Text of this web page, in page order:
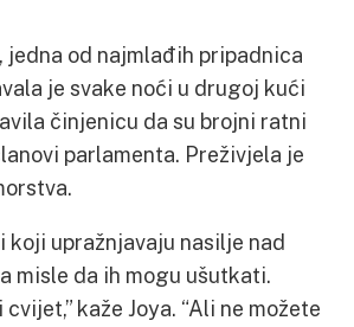
jedna od najmlađih pripadnica
je svake noći u drugoj kući
činjenicu da su brojni ratni
parlamenta. Preživjela je
koji upražnjavaju nasilje nad
misle da ih mogu ušutkati.
kaže Joya. “Ali ne možete